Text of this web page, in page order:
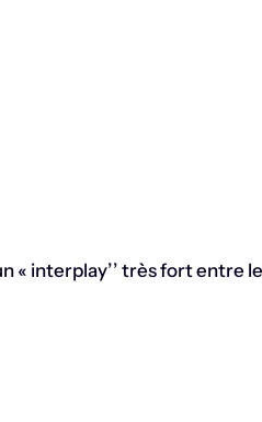
« interplay’’ très fort entre